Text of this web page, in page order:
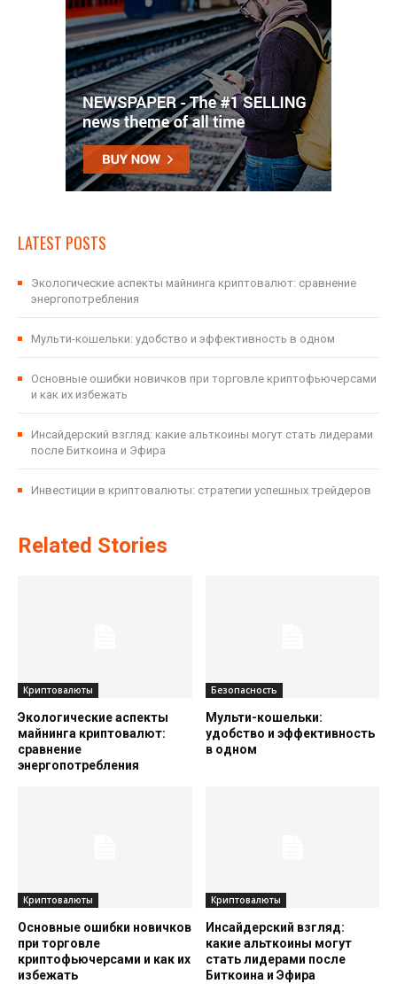
LATEST POSTS
Экологические аспекты майнинга криптовалют: сравнение
энергопотребления
Мульти-кошельки: удобство и эффективность в одном
Основные ошибки новичков при торговле криптофьючерсами
и как их избежать
Инсайдерский взгляд: какие альткоины могут стать лидерами
после Биткоина и Эфира
Инвестиции в криптовалюты: стратегии успешных трейдеров
Related Stories
Криптовалюты
Экологические аспекты
майнинга криптовалют:
сравнение
энергопотребления
Безопасность
Мульти-кошельки:
удобство и эффективность
в одном
Криптовалюты
Основные ошибки новичков
при торговле
криптофьючерсами и как их
избежать
Криптовалюты
Инсайдерский взгляд:
какие альткоины могут
стать лидерами после
Биткоина и Эфира